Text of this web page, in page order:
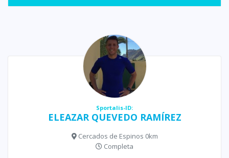
Sportalis-ID:
ELEAZAR QUEVEDO RAMÍREZ
Cercados de Espinos 0km
Completa